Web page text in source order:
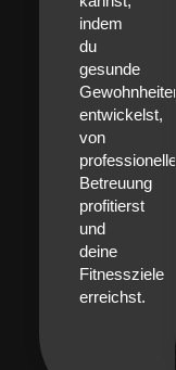
indem
du
gesunde
Gewohnheiten
entwickelst,
von
professioneller
Betreuung
profitierst
und
deine
Fitnessziele
erreichst.